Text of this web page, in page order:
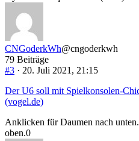
CNGoderkWh@cngoderkwh
79 Beiträge
#3 · 20. Juli 2021, 21:15
Der U6 soll mit Spielkonsolen-
(vogel.de)
Anklicken für Daumen nach unten.
oben.0